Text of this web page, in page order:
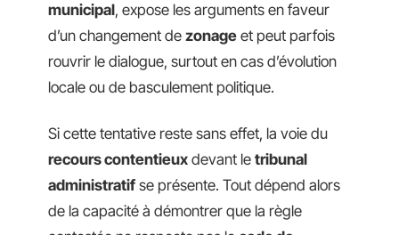
municipal, expose les arguments en faveur
d’un changement de zonage et peut parfois
rouvrir le dialogue, surtout en cas d’évolution
locale ou de basculement politique.
Si cette tentative reste sans effet, la voie du
recours contentieux devant le tribunal
administratif se présente. Tout dépend alors
de la capacité à démontrer que la règle